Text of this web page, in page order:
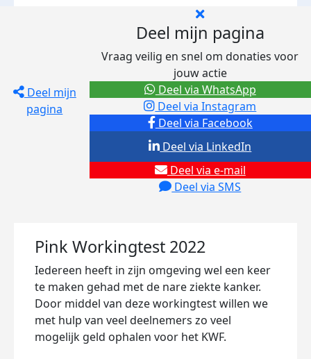
Deel mijn
pagina
Deel mijn pagina
Vraag veilig en snel om donaties voor
jouw actie
Deel via Facebook
Deel via Instagram
Deel via e-mail
Deel via SMS
Deel via LinkedIn
Deel via WhatsApp
Pink Workingtest 2022
Iedereen heeft in zijn omgeving wel een keer
te maken gehad met de nare ziekte kanker.
Door middel van deze workingtest willen we
met hulp van veel deelnemers zo veel
mogelijk geld ophalen voor het KWF.